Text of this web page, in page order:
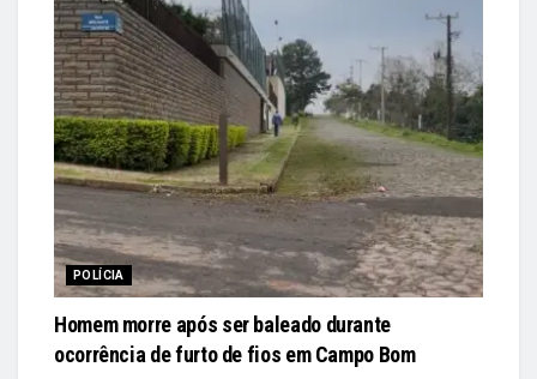
POLÍCIA
Homem morre após ser baleado durante
ocorrência de furto de fios em Campo Bom